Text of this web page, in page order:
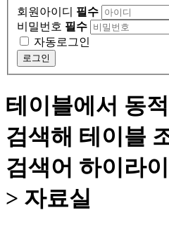
회원아이디 필수
비밀번호 필수
자동로그인
로그인
테이블에서 동
검색해 테이블
검색어 하이라
> 자료실